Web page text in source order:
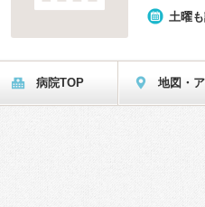
土曜
病院TOP 地図・